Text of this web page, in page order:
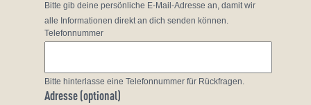
Bitte gib deine persönliche E-Mail-Adresse an, damit wir
alle Informationen direkt an dich senden können.
Telefonnummer
Bitte hinterlasse eine Telefonnummer für Rückfragen.
Adresse (optional)